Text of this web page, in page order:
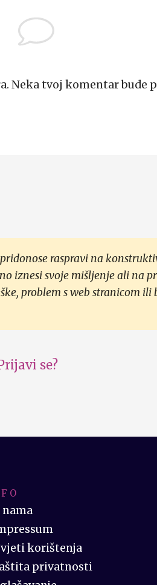
Neka tvoj komentar bude
raspravi na
iznesi svoje mišljenje ali na
problem s web stranicom ili
se?
O
nama
korištenja
privatnosti